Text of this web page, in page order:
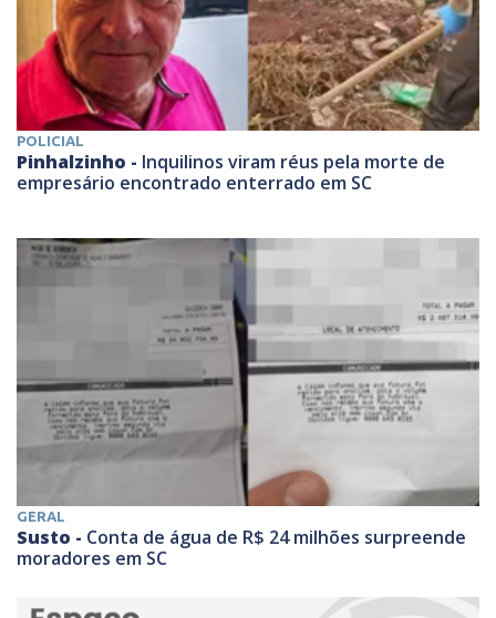
POLICIAL
Pinhalzinho - Inquilinos viram réus pela morte de
empresário encontrado enterrado em SC
GERAL
Susto - Conta de água de R$ 24 milhões surpreende
moradores em SC